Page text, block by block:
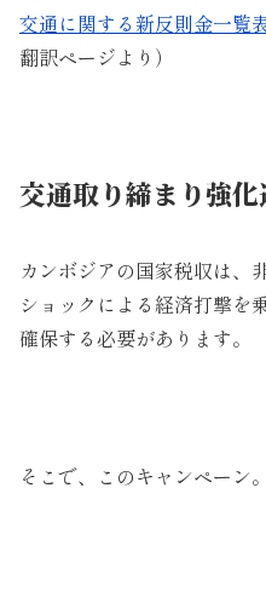
交通に関する新反則金一覧
翻訳ページより）
交通取り締まり強化
カンボジアの国家税収は、
ショックによる経済打撃を
確保する必要があります。
そこで、このキャンペーン。